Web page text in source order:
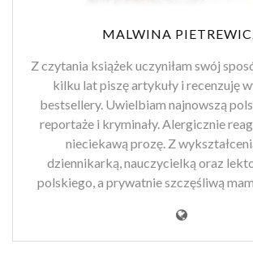
MALWINA
Z czytania książek uczyniłam swój
kilku lat piszę artykuły i recenzuję
bestsellery. Uwielbiam najnowszą
reportaże i kryminały. Alergicznie
nieciekawą prozę. Z
dziennikarką, nauczycielką oraz
polskiego, a prywatnie szczęśliwą